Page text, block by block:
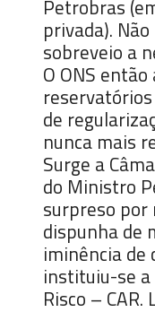
Petrobras
privada).
sobreveio a
O ONS
de
nunca mais
Surge a
do Ministro
surpreso por
dispunha de
iminência de
instituiu-se a
Risco –